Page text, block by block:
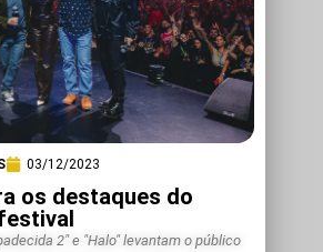
03/12/2023
os destaques do
2" e "Halo" levantam o público